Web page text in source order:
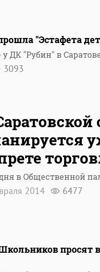
"Эстафета
ДК "Рубин" в
3093
в Общественной
2014 6477
просят